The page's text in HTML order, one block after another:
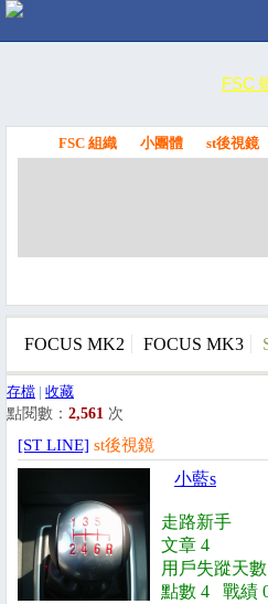
FSC
FSC 組織 小團體 st後視鏡
FOCUS MK2 FOCUS MK3
存檔 | 收藏
點閱數： 2,561 次
[ST LINE] st後視鏡
小藍s
走路新手
文章 4
用戶失蹤天數
點數 4 戰績